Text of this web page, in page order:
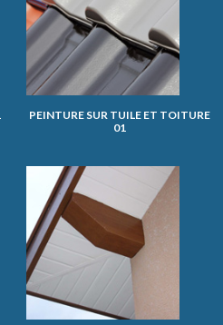
PEINTURE SUR TUILE ET TOITURE
01